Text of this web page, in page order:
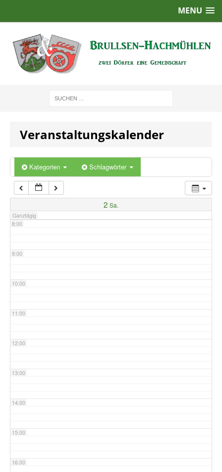
MENU
Veranstaltungskalender
Kategorien Schlagwörter
2 Sa.
Ganztägig
2:00
5:00
7:00
8:00
9:00
10:00
11:00
12:00
13:00
14:00
15:00
16:00